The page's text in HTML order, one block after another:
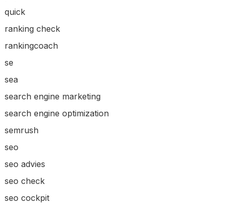
quick
ranking check
rankingcoach
se
sea
search engine marketing
search engine optimization
semrush
seo
seo advies
seo check
seo cockpit